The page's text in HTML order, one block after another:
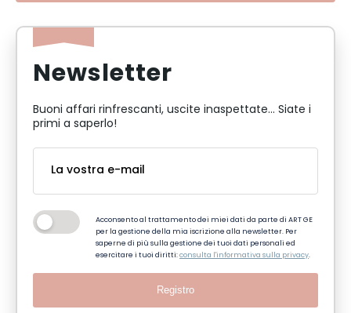
Newsletter
Buoni affari rinfrescanti, uscite inaspettate... Siate i
primi a saperlo!
Acconsento al trattamento dei miei dati da parte di ART GE
per la gestione della mia iscrizione alla newsletter. Per
saperne di più sulla gestione dei tuoi dati personali ed
esercitare i tuoi diritti:consulta l'informativa sulla privacy.
Registro